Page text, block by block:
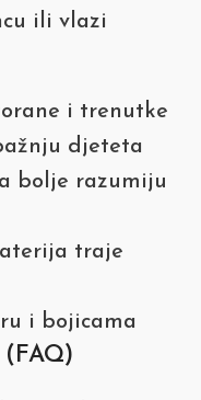
ili vlazi
i trenutke
djeteta
bolje razumiju
traje
i bojicama